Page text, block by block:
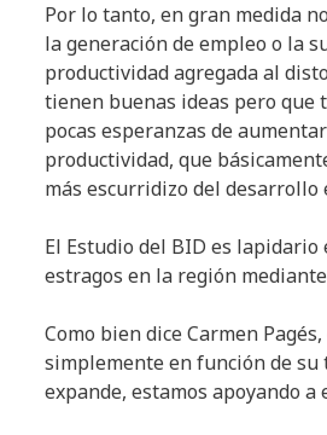
Por lo tanto, en gran medida
la generación de empleo o la
productividad agregada al
tienen buenas ideas pero que
pocas esperanzas de
productividad, que
más escurridizo del desarrollo
El Estudio del BID es
estragos en la región
Como bien dice Carmen
simplemente en función de su
expande, estamos apoyando a